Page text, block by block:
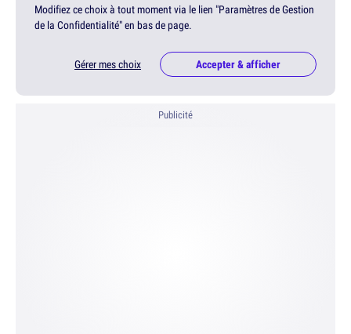
Modifiez ce choix à tout moment via le lien "Paramètres de Gestion
de la Confidentialité" en bas de page.
Gérer mes choix Accepter & afficher
Publicité